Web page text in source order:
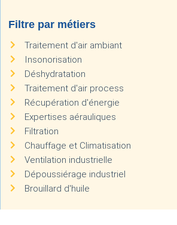
Filtre par métiers
Traitement d'air ambiant
Insonorisation
Déshydratation
Traitement d'air process
Récupération d'énergie
Expertises aérauliques
Filtration
Chauffage et Climatisation
Ventilation industrielle
Dépoussiérage industriel
Brouillard d'huile